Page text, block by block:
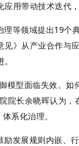
用带动技术迭代，
等领域提出19个
》从产业合作与
模型面临失效。
长余晓晖认为，
系化治理。
发展规则内嵌、